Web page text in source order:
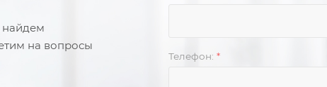
на вопросы
Телефон: *